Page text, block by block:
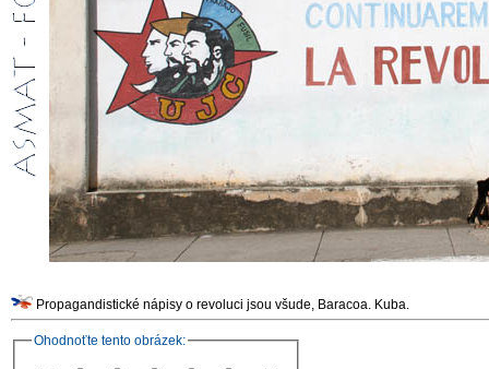
Propagandistické nápisy o revoluci jsou všude, Baracoa. Kuba.
Ohodnoťte tento obrázek: